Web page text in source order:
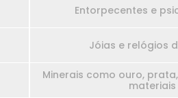
Entorpecentes e
Jóias e relógios
Minerais como ouro,
materiais